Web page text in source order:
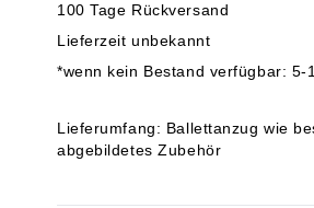
100 Tage Rückversand
Lieferzeit unbekannt
*wenn kein Bestand verfügbar: 5-
Lieferumfang: Ballettanzug wie
abgebildetes Zubehör